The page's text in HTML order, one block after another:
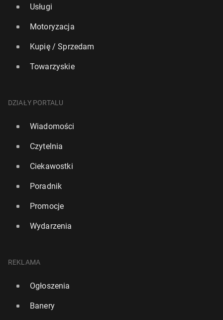
Usługi
Motoryzacja
Kupię / Sprzedam
Towarzyskie
DZIAŁY PORTALU
Wiadomości
Czytelnia
Ciekawostki
Poradnik
Promocje
Wydarzenia
REKLAMA
Ogłoszenia
Banery